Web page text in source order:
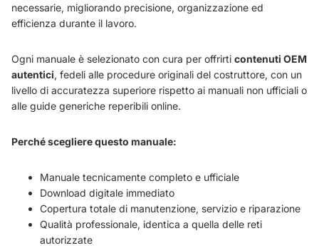
necessarie, migliorando precisione, organizzazione ed
efficienza durante il lavoro.
Ogni manuale è selezionato con cura per offrirti contenuti OEM
autentici, fedeli alle procedure originali del costruttore, con un
livello di accuratezza superiore rispetto ai manuali non ufficiali o
alle guide generiche reperibili online.
Perché scegliere questo manuale:
Manuale tecnicamente completo e ufficiale
Download digitale immediato
Copertura totale di manutenzione, servizio e riparazione
Qualità professionale, identica a quella delle reti
autorizzate